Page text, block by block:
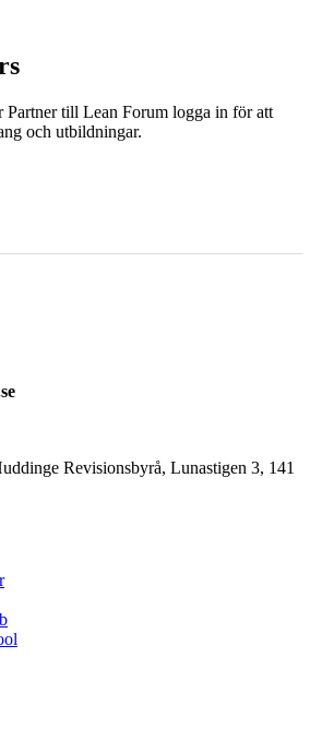
Partner till Lean Forum logga in för att
och utbildningar.
Revisionsbyrå, Lunastigen 3, 141